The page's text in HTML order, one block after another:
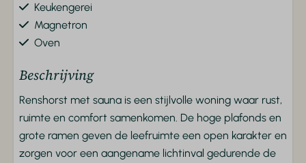
Keukengerei
Magnetron
Oven
Douwe Egberts koffiecups
Complete keuken
Combimagnetron
Veiligheid
Beschrijving
Renshorst met sauna is een stijlvolle woning waar rust,
ruimte en comfort samenkomen. De hoge plafonds en
grote ramen geven de leefruimte een open karakter en
zorgen voor een aangename lichtinval gedurende de